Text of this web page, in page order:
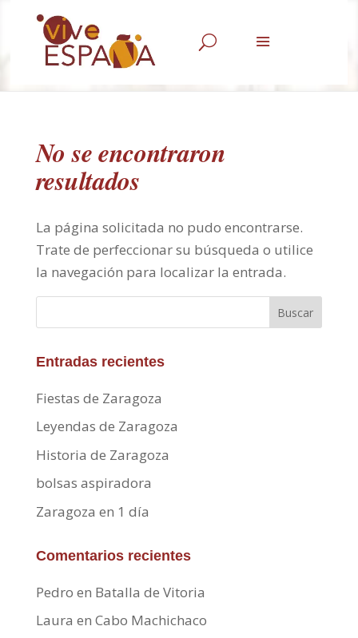
U
No se encontraron
resultados
La página solicitada no pudo encontrarse.
Trate de perfeccionar su búsqueda o utilice
la navegación para localizar la entrada.
Buscar
Entradas recientes
Fiestas de Zaragoza
Leyendas de Zaragoza
Historia de Zaragoza
bolsas aspiradora
Zaragoza en 1 día
Comentarios recientes
Pedro en Batalla de Vitoria
Laura en Cabo Machichaco